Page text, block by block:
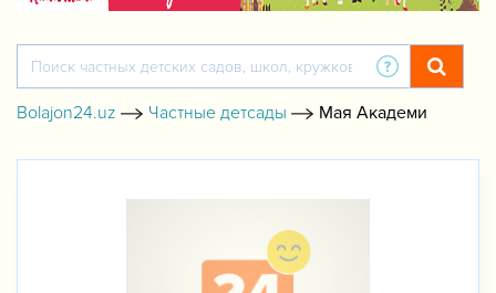
Bolajon24.uz Частные детсады Мая Академи